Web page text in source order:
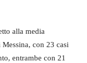
alla media
con 23 casi
entrambe con 21